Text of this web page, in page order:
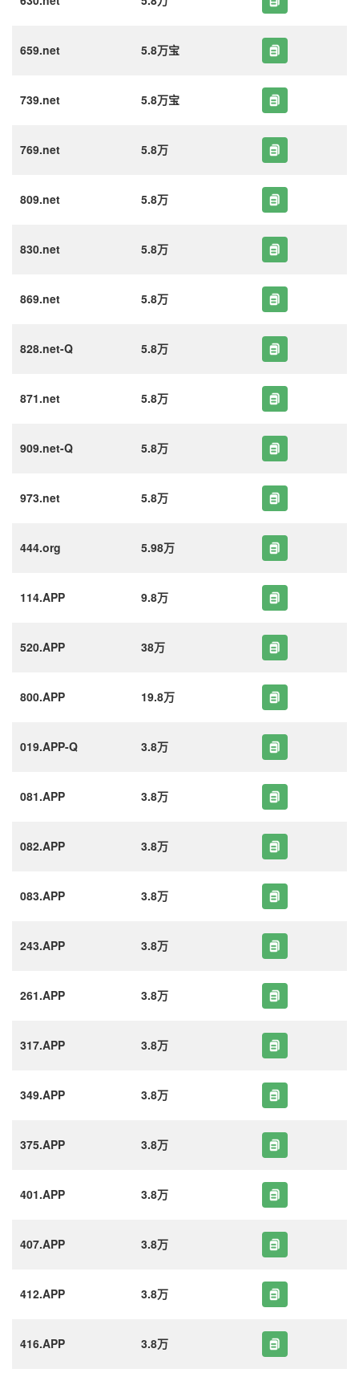
659.net 5.8万宝
739.net 5.8万宝
769.net 5.8万
809.net 5.8万
830.net 5.8万
869.net 5.8万
828.net-Q 5.8万
871.net 5.8万
909.net-Q 5.8万
973.net 5.8万
444.org 5.98万
114.APP 9.8万
520.APP 38万
800.APP 19.8万
019.APP-Q 3.8万
081.APP 3.8万
082.APP 3.8万
083.APP 3.8万
243.APP 3.8万
261.APP 3.8万
317.APP 3.8万
349.APP 3.8万
375.APP 3.8万
401.APP 3.8万
407.APP 3.8万
412.APP 3.8万
416.APP 3.8万